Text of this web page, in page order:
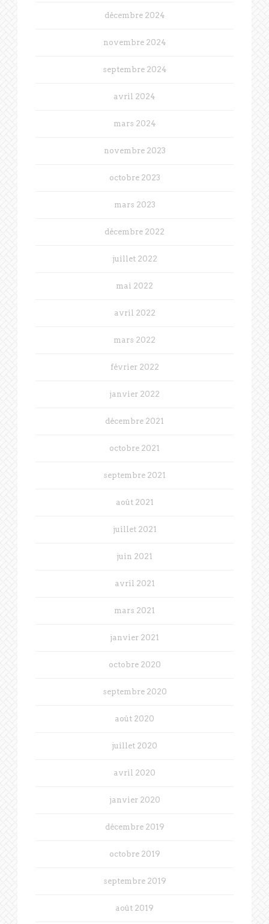
décembre 2024
novembre 2024
septembre 2024
avril 2024
mars 2024
novembre 2023
octobre 2023
mars 2023
décembre 2022
juillet 2022
mai 2022
avril 2022
mars 2022
février 2022
janvier 2022
décembre 2021
octobre 2021
septembre 2021
août 2021
juillet 2021
juin 2021
avril 2021
mars 2021
janvier 2021
octobre 2020
septembre 2020
août 2020
juillet 2020
avril 2020
janvier 2020
décembre 2019
octobre 2019
septembre 2019
août 2019